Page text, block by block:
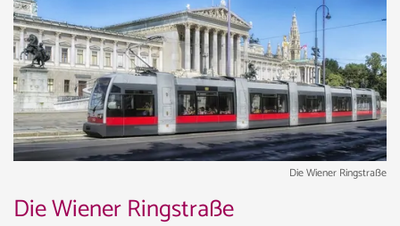
Die Wiener Ringstraße
Die Wiener Ringstraße